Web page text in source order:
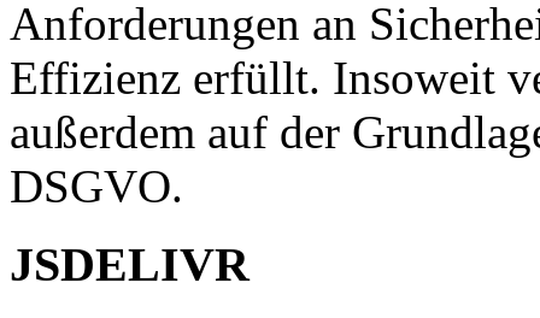
Anforderungen an
Effizienz erfüllt. Insoweit
außerdem auf der
DSGVO.
JSDELIVR